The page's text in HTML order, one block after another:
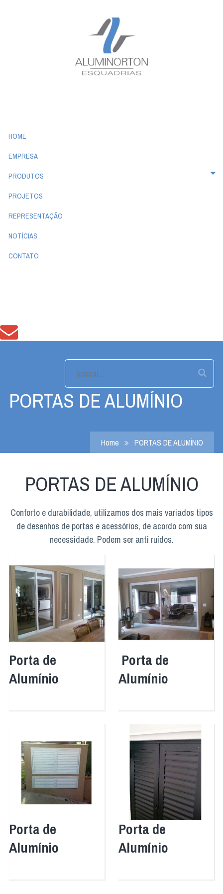
HOME
EMPRESA
PRODUTOS
PROJETOS
REPRESENTAÇÃO
NOTÍCIAS
CONTATO
Home PORTAS DE ALUMÍNIO
PORTAS DE ALUMÍNIO
PORTAS DE ALUMÍNIO
Conforto e durabilidade, utilizamos dos mais variados tipos
de desenhos de portas e acessórios, de acordo com sua
necessidade. Podem ser anti ruídos.
Porta de
Alumínio
Porta de
Alumínio
Porta de
Alumínio
Porta de
Alumínio